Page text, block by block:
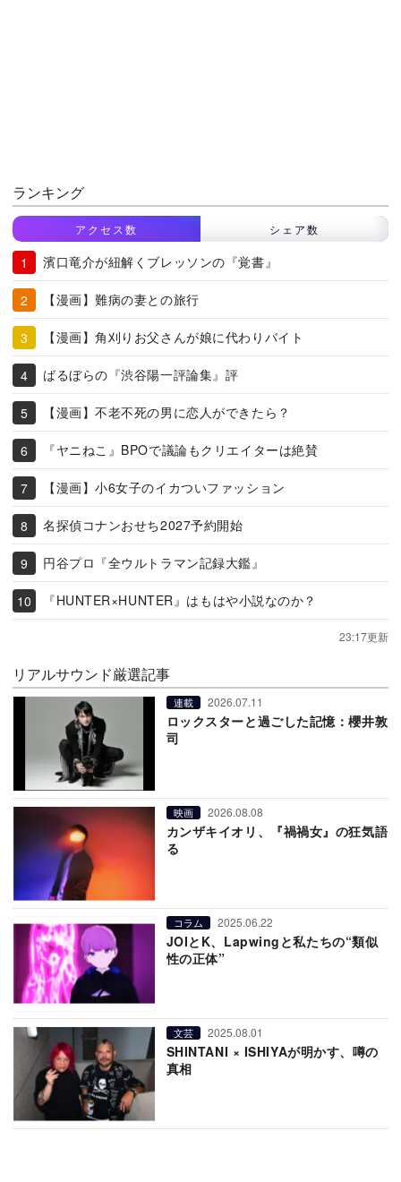
ランキング
アクセス数 シェア数
濱口竜介が紐解くブレッソンの『覚書』
【漫画】難病の妻との旅行
【漫画】角刈りお父さんが娘に代わりバイト
ばるぼらの『渋谷陽一評論集』評
【漫画】不老不死の男に恋人ができたら？
『ヤニねこ』BPOで議論もクリエイターは絶賛
【漫画】小6女子のイカついファッション
名探偵コナンおせち2027予約開始
円谷プロ『全ウルトラマン記録大鑑』
『HUNTER×HUNTER』はもはや小説なのか？
23:17更新
リアルサウンド厳選記事
連載 2026.07.11
ロックスターと過ごした記憶：櫻井敦
司
映画 2026.08.08
カンザキイオリ、『禍禍女』の狂気語
る
コラム 2025.06.22
JOIとK、Lapwingと私たちの“類似
性の正体”
文芸 2025.08.01
SHINTANI × ISHIYAが明かす、噂の
真相